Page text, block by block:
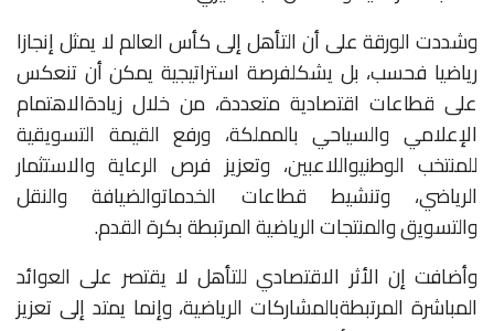
وشددتالورقةعلىأنالتأهلإلىكأسالعالملايمثلإنجازا
رياضيا فحسب، بل يشكلفرصة استراتيجية يمكن أن تنعكس
على قطاعات اقتصادية متعددة، من خلال زيادةالاهتمام
الإعلامي والسياحي بالمملكة، ورفع القيمة التسويقية
للمنتخب الوطنيواللاعبين، وتعزيز فرص الرعاية والاستثمار
الرياضي،
وتنشيط قطاعات الخدماتوالضيافة
والنقل
والتسويقوالمنتجاتالرياضيةالمرتبطةبكرةالقدم.
وأضافت إن الأثر الاقتصادي للتأهل لا يقتصر على العوائد
المباشرة المرتبطةبالمشاركات الرياضية، وإنما يمتد إلى تعزيز